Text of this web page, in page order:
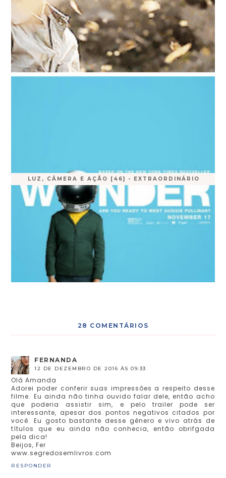
LUZ, CÂMERA E AÇÃO [46] - EXTRAORDINÁRIO
28 COMENTÁRIOS
FERNANDA
12 DE DEZEMBRO DE 2016 ÀS 09:33
Olá Amanda
Adorei poder conferir suas impressões a respeito desse
filme. Eu ainda não tinha ouvido falar dele, então acho
que poderia assistir sim, e pelo trailer pode ser
interessante, apesar dos pontos negativos citados por
você. Eu gosto bastante desse gênero e vivo atrás de
títulos que eu ainda não conhecia, então obrifgada
pela dica!
Beijos, Fer
www.segredosemlivros.com
RESPONDER